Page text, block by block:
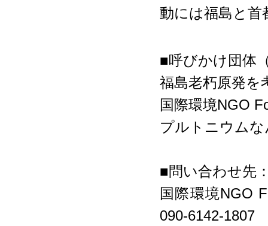
動には福島と首
■呼びかけ団体
福島老朽原発を
国際環境NGO
プルトニウム
■問い合わせ先
国際環境NGO
090-6142-1807